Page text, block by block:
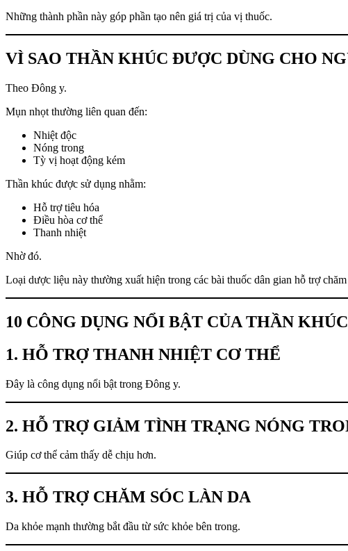
Những thành phần này góp phần tạo nên giá trị của vị thuốc.
VÌ SAO THẦN KHÚC ĐƯỢC DÙNG CHO
Theo Đông y.
Mụn nhọt thường liên quan đến:
Nhiệt độc
Nóng trong
Tỳ vị hoạt động kém
Thần khúc được sử dụng nhằm:
Hỗ trợ tiêu hóa
Điều hòa cơ thể
Thanh nhiệt
Nhờ đó.
Loại dược liệu này thường xuất hiện trong các bài thuốc dân gian hỗ trợ chăm
10 CÔNG DỤNG NỔI BẬT CỦA THẦN KHÚC
1. HỖ TRỢ THANH NHIỆT CƠ THỂ
Đây là công dụng nổi bật trong Đông y.
2. HỖ TRỢ GIẢM TÌNH TRẠNG NÓNG
Giúp cơ thể cảm thấy dễ chịu hơn.
3. HỖ TRỢ CHĂM SÓC LÀN DA
Da khỏe mạnh thường bắt đầu từ sức khỏe bên trong.